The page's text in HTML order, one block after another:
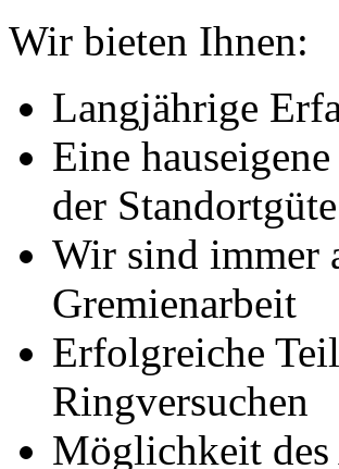
Wir bieten Ihnen:
Langjährige
Eine
der Standortgüte
Wir sind immer
Gremienarbeit
Erfolgreiche
Ringversuchen
Möglichkeit